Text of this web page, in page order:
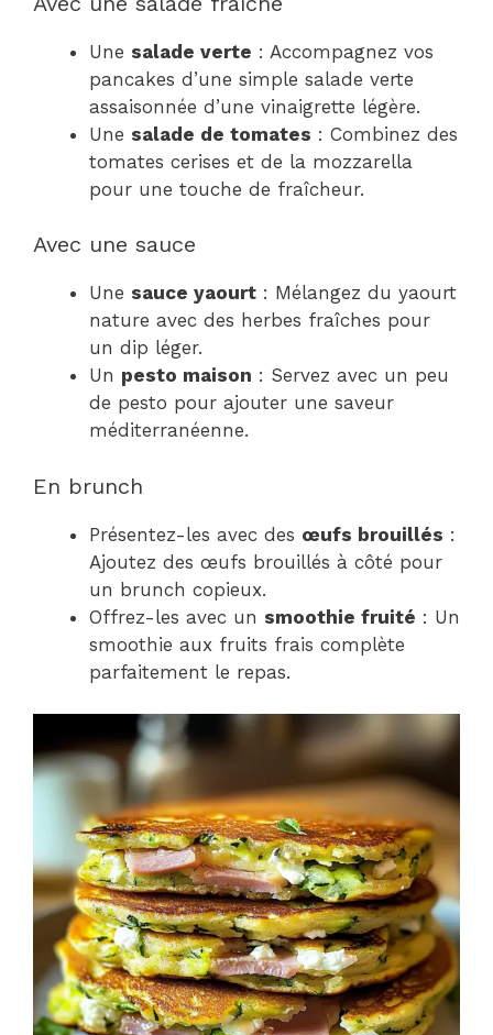
Une salade verte : Accompagnez vos
pancakes d’une simple salade verte
assaisonnée d’une vinaigrette légère.
Une salade de tomates : Combinez des
tomates cerises et de la mozzarella
pour une touche de fraîcheur.
Avec une sauce
Une sauce yaourt : Mélangez du yaourt
nature avec des herbes fraîches pour
un dip léger.
Un pesto maison : Servez avec un peu
de pesto pour ajouter une saveur
méditerranéenne.
En brunch
Présentez-les avec des œufs brouillés :
Ajoutez des œufs brouillés à côté pour
un brunch copieux.
Offrez-les avec un smoothie fruité : Un
smoothie aux fruits frais complète
parfaitement le repas.